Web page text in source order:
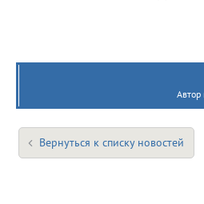
Вернуться к списку новостей